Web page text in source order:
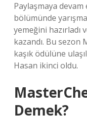
Paylaşmaya devam
bölümünde
yemeğini hazırladı
kazandı. Bu sezon
kaşık ödülüne
Hasan ikinci oldu.
Demek?